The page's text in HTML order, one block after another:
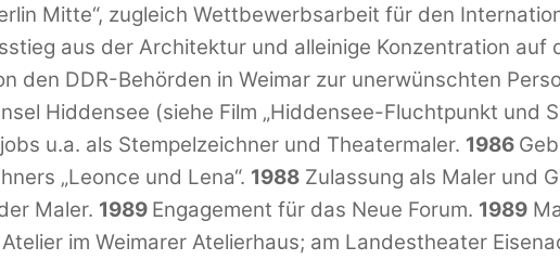
Mitte“, zugleich Wettbewerbsarbeit für den
aus der Architektur und alleinige Konzentration auf
den DDR-Behörden in Weimar zur unerwünschten
Hiddensee (siehe Film „Hiddensee-Fluchtpunkt und
u.a. als Stempelzeichner und Theatermaler. 1986
„Leonce und Lena“. 1988 Zulassung als Maler und
Maler. 1989 Engagement für das Neue Forum. 1989
im Weimarer Atelierhaus; am Landestheater